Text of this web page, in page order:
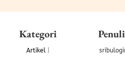
Kategori
Artikel|